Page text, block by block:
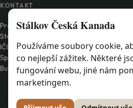
KONTAKT
Provozovatel: Přírodní park Česká Kanada
Staré Město pod Landštejnem 4, 378 82
IČO 260 16 516
Spisová značka C 9161 vedená u
Budějovicích
Stálkov Česká Kanada
Používáme soubory cookie,
co nejlepší zážitek. Některé
fungování webu, jiné nám
marketingem.